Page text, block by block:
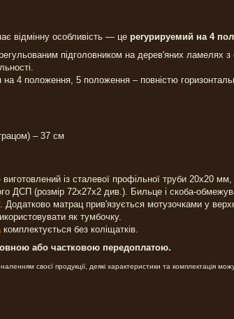
відмінну особливість ― це регурируемий на 4
підголовником на дерев'яних ламелях
на 4 положення, 5 положення – повністю
– 37 см
із сталевої профільної труби 20x20
ДСП (розмір 72х27х2 див.). Бильце і скоба-
матрац прив'язується мотузочками у
як тумбочку.
комплектується без коліщатків.
або частковою передоплатою.
своєї продукції, деякі характеристики та комплектація